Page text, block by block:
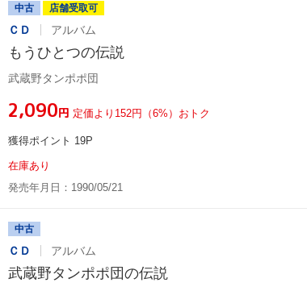
中古 店舗受取可
ＣＤ アルバム
もうひとつの伝説
武蔵野タンポポ団
¥2,090円 定価より152円（6%）おトク
獲得ポイント 19P
在庫あり
発売年月日：1990/05/21
中古
ＣＤ アルバム
武蔵野タンポポ団の伝説